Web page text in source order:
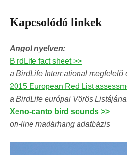
Kapcsolódó linkek
Angol nyelven:
BirdLife fact sheet >>
a BirdLife International megfelelő
2015 European Red List
a BirdLife európai Vörös
Xeno-canto bird sounds >>
on-line madárhang adatbázis